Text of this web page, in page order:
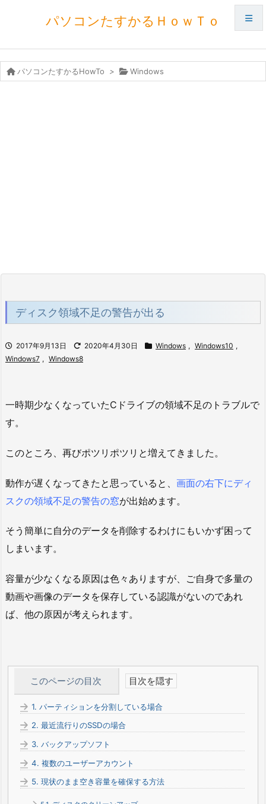
パソコンたすかるＨｏｗＴｏ
パソコンたすかるHowTo > Windows
ディスク領域不足の警告が出る
2017年9月13日 2020年4月30日 Windows , Windows10 ,
Windows7 , Windows8
一時期少なくなっていたCドライブの領域不足のトラブルで
す。
このところ、再びポツリポツリと増えてきました。
動作が遅くなってきたと思っていると、 画面の右下にディ
スクの領域不足の警告の窓が出始めます。
そう簡単に自分のデータを削除するわけにもいかず困って
しまいます。
容量が少なくなる原因は色々ありますが、ご自身で多量の
動画や画像のデータを保存している認識がないのであれ
ば、他の原因が考えられます。
このページの目次
1. パーティションを分割している場合
2. 最近流行りのSSDの場合
3. バックアップソフト
4. 複数のユーザーアカウント
5. 現状のまま空き容量を確保する方法